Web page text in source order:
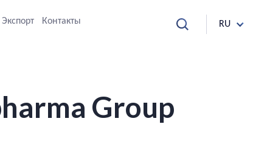
Экспорт Контакты RU
Group